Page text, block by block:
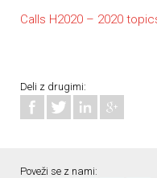
Calls H2020 – 2020
Deli z drugimi:
Poveži se z nami: